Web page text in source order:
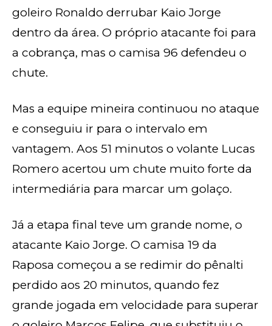
goleiro Ronaldo derrubar Kaio Jorge
dentro da área. O próprio atacante foi para
a cobrança, mas o camisa 96 defendeu o
chute.
Mas a equipe mineira continuou no ataque
e conseguiu ir para o intervalo em
vantagem. Aos 51 minutos o volante Lucas
Romero acertou um chute muito forte da
intermediária para marcar um golaço.
Já a etapa final teve um grande nome, o
atacante Kaio Jorge. O camisa 19 da
Raposa começou a se redimir do pênalti
perdido aos 20 minutos, quando fez
grande jogada em velocidade para superar